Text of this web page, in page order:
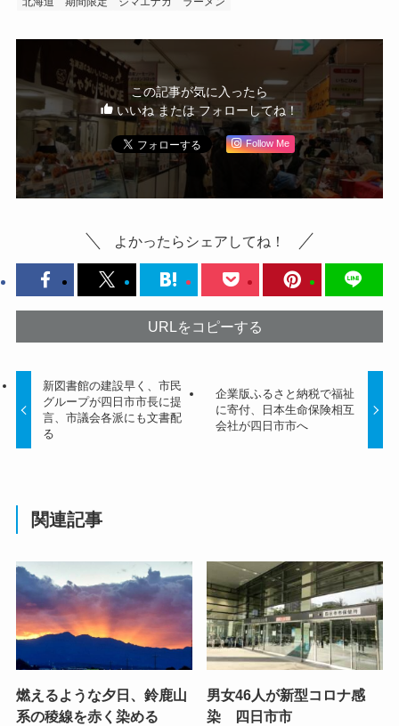
この記事が気に入ったら
いいね または フォローしてね！
Follow Me
よかったらシェアしてね！
URLをコピーする
新図書館の建設早く、市民
グループが四日市市長に提
言、市議会各派にも文書配
る
企業版ふるさと納税で福祉
に寄付、日本生命保険相互
会社が四日市市へ
関連記事
燃えるような夕日、鈴鹿山
系の稜線を赤く染める
男女46人が新型コロナ感
染 四日市市